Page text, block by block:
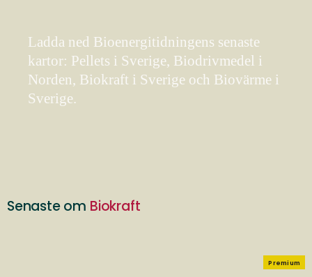
Ladda ned Bioenergitidningens senaste
kartor: Pellets i Sverige, Biodrivmedel i
Norden, Biokraft i Sverige och Biovärme i
Sverige.
Senaste om Biokraft
Premium